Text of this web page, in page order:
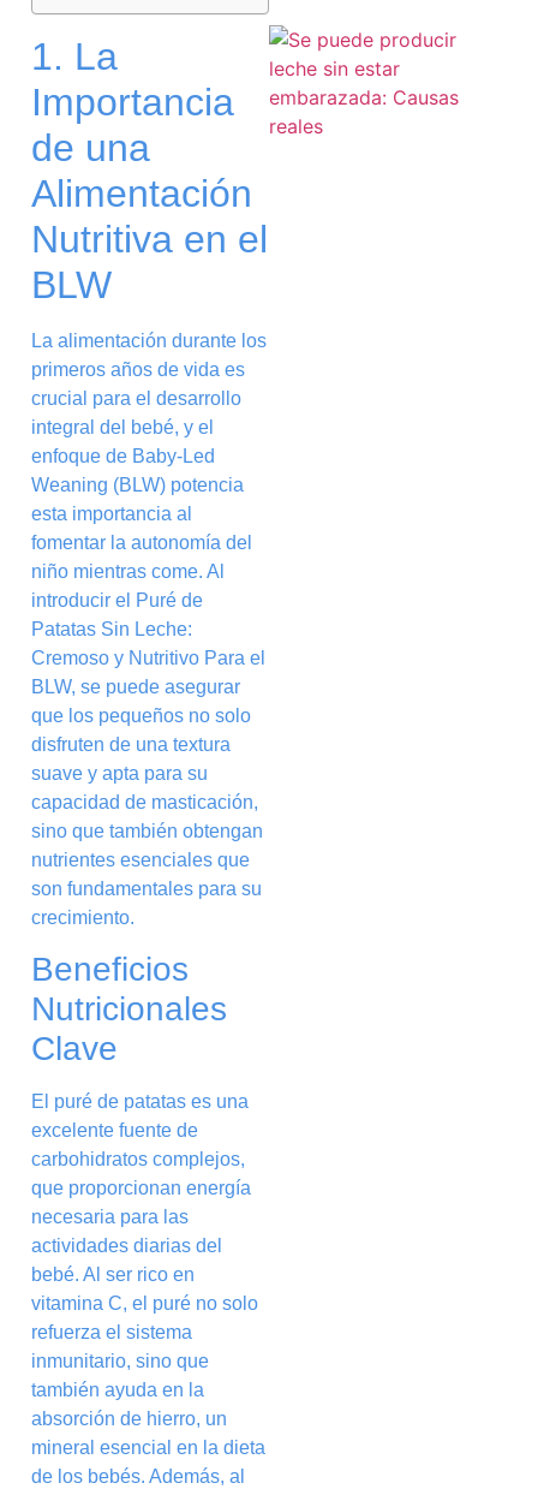
1. La
Importancia
de una
Alimentación
Nutritiva en el
BLW
La alimentación durante los
primeros años de vida es
crucial para el desarrollo
integral del bebé, y el
enfoque de Baby-Led
Weaning (BLW) potencia
esta importancia al
fomentar la autonomía del
niño mientras come. Al
introducir el Puré de
Patatas Sin Leche:
Cremoso y Nutritivo Para el
BLW, se puede asegurar
que los pequeños no solo
disfruten de una textura
suave y apta para su
capacidad de masticación,
sino que también obtengan
nutrientes esenciales que
son fundamentales para su
crecimiento.
Beneficios
Nutricionales
Clave
El puré de patatas es una
excelente fuente de
carbohidratos complejos,
que proporcionan energía
necesaria para las
actividades diarias del
bebé. Al ser rico en
vitamina C, el puré no solo
refuerza el sistema
inmunitario, sino que
también ayuda en la
absorción de hierro, un
mineral esencial en la dieta
de los bebés. Además, al